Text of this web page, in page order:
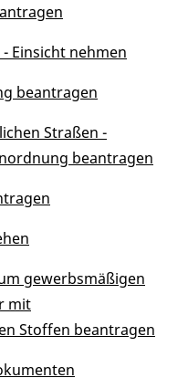
Einsicht nehmen
beantragen
Straßen -
beantragen
gewerbsmäßigen
mit
Stoffen beantragen